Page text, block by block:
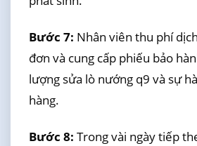
Bước 7: Nhân viên thu phí
đơn và cung cấp phiếu bảo
lượng sửa lò nướng q9 và sự
hàng.
Bước 8: Trong vài ngày tiếp